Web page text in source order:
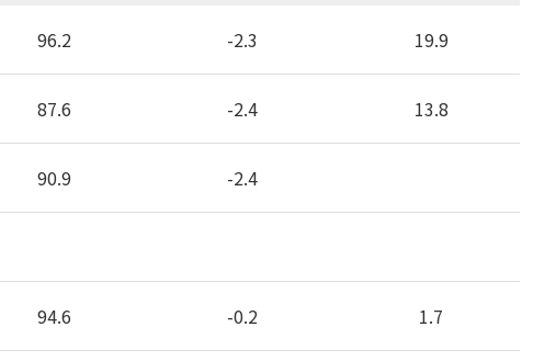
96.2 -2.3 19.9
87.6 -2.4 13.8
90.9 -2.4
94.6 -0.2 1.7